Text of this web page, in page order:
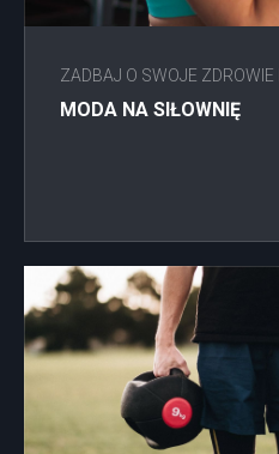
ZADBAJ O SWOJE ZDROWIE
MODA NA SIŁOWNIĘ